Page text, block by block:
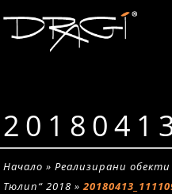
Начало »Реализирани обекти
Тюлип“ 2018 »